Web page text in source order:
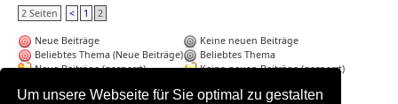
Um unsere Webseite für Sie optimal zu gestalten
2 Seiten < 1 2
Neue Beiträge
Keine neuen Beiträge
Beliebtes Thema (Neue Beiträge)
Beliebtes Thema
Neue Beiträge (gesperrt)
Keine neuen Beiträge (gesperrt)
Wichtig (Neue Beiträge)
Wichtig